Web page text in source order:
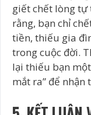
giết chết lòng tự
rằng, bạn chỉ
tiền, thiếu gia
trong cuộc đời.
lại thiếu bạn
mắt ra” để nhận